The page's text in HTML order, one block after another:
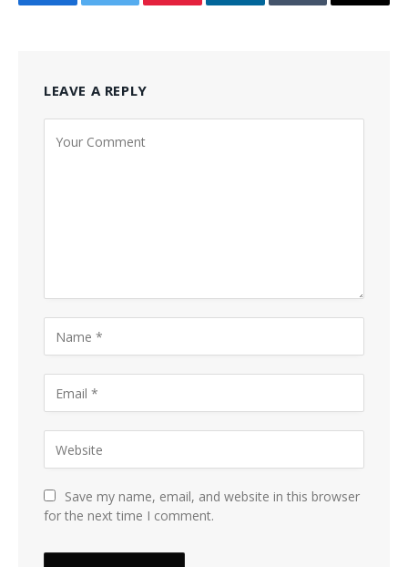
FacebookTwitter Pinterest LinkedInTumblr Email
LEAVE A REPLY
Save my name, email, and website in this browser
for the next time I comment.